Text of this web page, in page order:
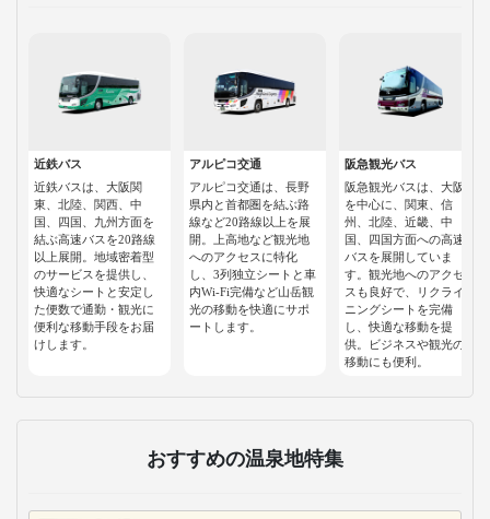
近鉄バス
近鉄バスは、大阪関
東、北陸、関西、中
国、四国、九州方面を
結ぶ高速バスを20路線
以上展開。地域密着型
のサービスを提供し、
快適なシートと安定し
た便数で通勤・観光に
便利な移動手段をお届
けします。
アルピコ交通
アルピコ交通は、長野
県内と首都圏を結ぶ路
線など20路線以上を展
開。上高地など観光地
へのアクセスに特化
し、3列独立シートと車
内Wi-Fi完備など山岳観
光の移動を快適にサポ
ートします。
阪急観光バス
阪急観光バスは、大阪
を中心に、関東、信
州、北陸、近畿、中
国、四国方面への高速
バスを展開していま
す。観光地へのアクセ
スも良好で、リクライ
ニングシートを完備
し、快適な移動を提
供。ビジネスや観光の
移動にも便利。
おすすめの温泉地特集